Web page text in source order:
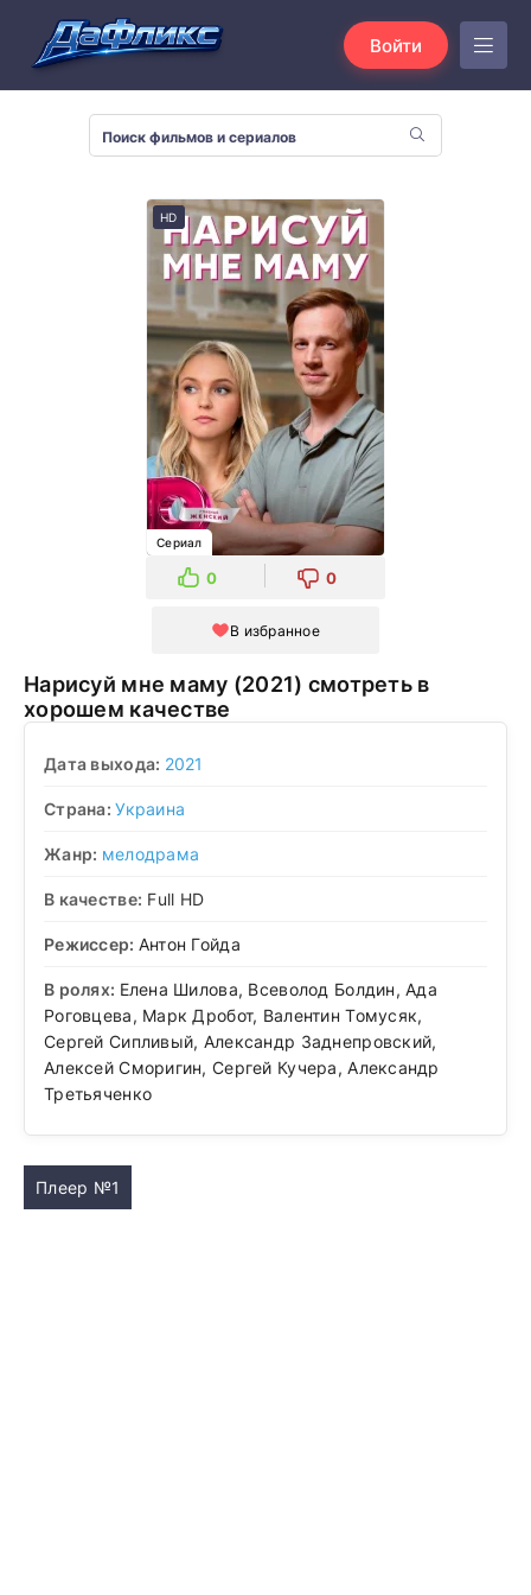
Войти
HD
Сериал
0 0
В избранное
Нарисуй мне маму (2021) смотреть в
хорошем качестве
Дата выхода: 2021
Страна:Украина
Жанр: мелодрама
В качестве: Full HD
Режиссер: Антон Гойда
В ролях: Елена Шилова, Всеволод Болдин, Ада
Роговцева, Марк Дробот, Валентин Томусяк,
Сергей Сипливый, Александр Заднепровский,
Алексей Сморигин, Сергей Кучера, Александр
Третьяченко
Плеер №1